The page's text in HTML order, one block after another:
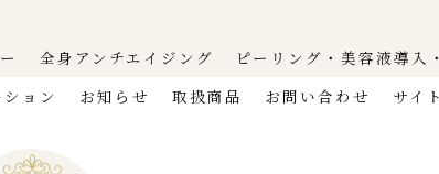
全身アンチエイジング
ピーリング・美容液導入
ョン
お知らせ 取扱商品 お問い合わせ サイ